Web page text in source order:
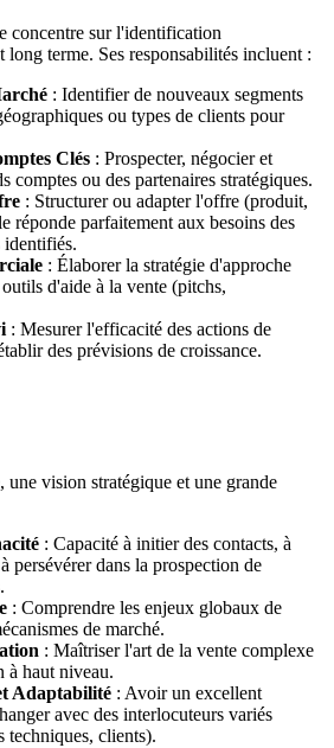
concentre sur l'identification
long terme. Ses responsabilités incluent :
: Identifier de nouveaux segments
ou types de clients pour
Clés : Prospecter, négocier et
comptes ou des partenaires stratégiques.
: Structurer ou adapter l'offre (produit,
réponde parfaitement aux besoins des
identifiés.
: Élaborer la stratégie d'approche
d'aide à la vente (pitchs,
: Mesurer l'efficacité des actions de
des prévisions de croissance.
une vision stratégique et une grande
: Capacité à initier des contacts, à
persévérer dans la prospection de
: Comprendre les enjeux globaux de
de marché.
: Maîtriser l'art de la vente complexe
à haut niveau.
Adaptabilité : Avoir un excellent
avec des interlocuteurs variés
techniques, clients).